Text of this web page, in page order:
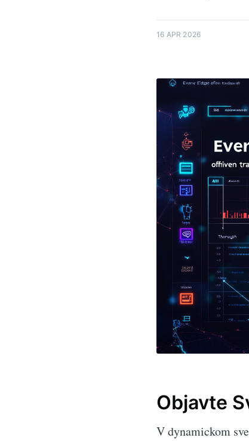
16 APR 2026
Objavte
V dynamickom